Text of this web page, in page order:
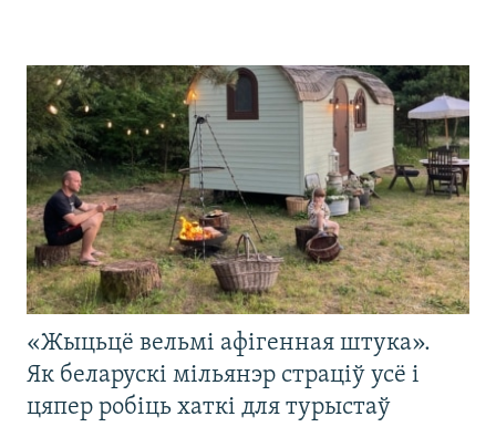
«Жыцьцё вельмі афігенная штука».
Як беларускі мільянэр страціў усё і
цяпер робіць хаткі для турыстаў